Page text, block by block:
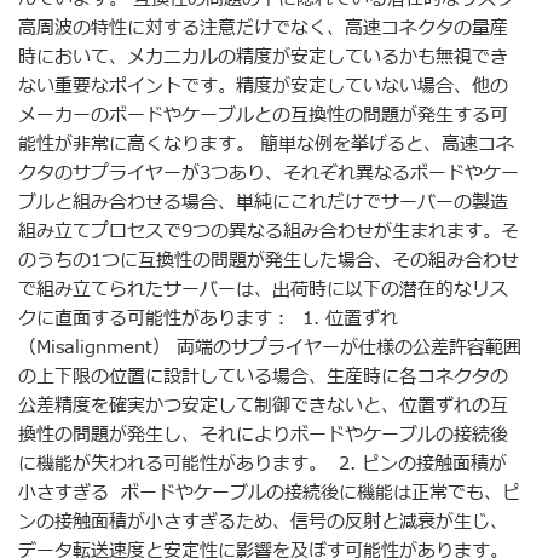
高周波の特性に対する注意だけでなく、高速コネクタの量産
時において、メカニカルの精度が安定しているかも無視でき
ない重要なポイントです。精度が安定していない場合、他の
メーカーのボードやケーブルとの互換性の問題が発生する可
能性が非常に高くなります。 簡単な例を挙げると、高速コネ
クタのサプライヤーが3つあり、それぞれ異なるボードやケー
ブルと組み合わせる場合、単純にこれだけでサーバーの製造
組み立てプロセスで9つの異なる組み合わせが生まれます。そ
のうちの1つに互換性の問題が発生した場合、その組み合わせ
で組み立てられたサーバーは、出荷時に以下の潜在的なリス
クに直面する可能性があります： 1. 位置ずれ
（Misalignment） 両端のサプライヤーが仕様の公差許容範囲
の上下限の位置に設計している場合、生産時に各コネクタの
公差精度を確実かつ安定して制御できないと、位置ずれの互
換性の問題が発生し、それによりボードやケーブルの接続後
に機能が失われる可能性があります。 2. ピンの接触面積が
小さすぎる ボードやケーブルの接続後に機能は正常でも、ピ
ンの接触面積が小さすぎるため、信号の反射と減衰が生じ、
データ転送速度と安定性に影響を及ぼす可能性があります。